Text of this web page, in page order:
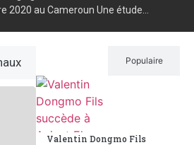
2020 au Cameroun Une étude...
Populaire
Valentin Dongmo Fils